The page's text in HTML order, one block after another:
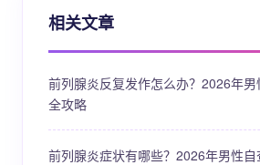
相关文章
前列腺炎反复发作怎么办？2026年
全攻略
前列腺炎症状有哪些？2026年男性